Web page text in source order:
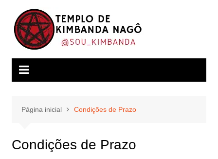
conteúdo
Página inicial Condições de Prazo
Condições de Prazo